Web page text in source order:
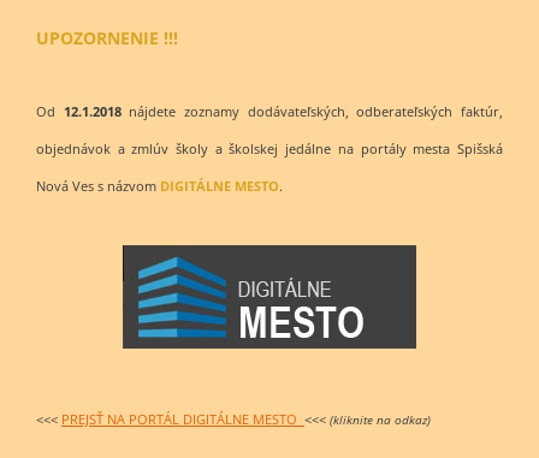
UPOZORNENIE !!!
Od 12.1.2018nájdete zoznamy dodávateľských, odberateľských faktúr,
objednávok a zmlúv školy a školskej jedálne na portály mesta Spišská
Nová Ves s názvom DIGITÁLNE MESTO.
<<< PREJSŤ NA PORTÁL DIGITÁLNE MESTO <<< (kliknite na odkaz)